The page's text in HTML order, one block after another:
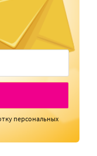
персональных